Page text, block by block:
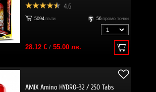
4.6
5094 пъти 56 промо точки
28.12 €/ 55.00 лв.
AMIX Amino HYDRO-32 / 250 Tabs